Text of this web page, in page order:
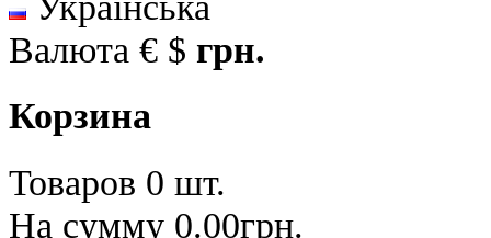
Валюта € $ грн.
Корзина
Товаров 0 шт.
На сумму 0.00грн.